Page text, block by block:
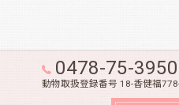
0478-75-3950
動物取扱登録番号 18-香健福